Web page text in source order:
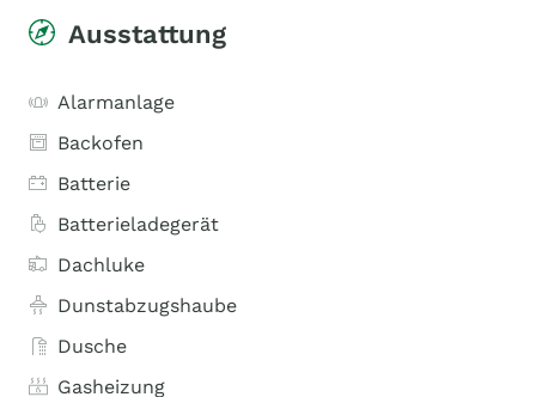
Ausstattung
Alarmanlage
Backofen
Batterie
Batterieladegerät
Dachluke
Dunstabzugshaube
Dusche
Gasheizung